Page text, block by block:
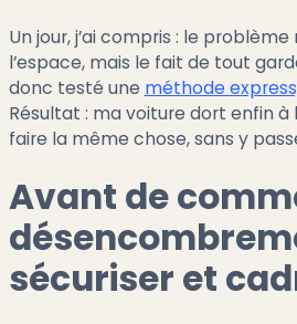
Un jour, j’ai compris : le
l’espace, mais le fait de tout
donc testé une méthode
Résultat : ma voiture dort enfin à
faire la même chose, sans y
Avant de
sécuriser et